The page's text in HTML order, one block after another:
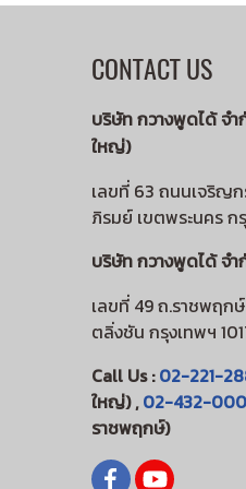
CONTACT US
บริษัท กวางพูดได้ จ
ใหญ่)
เลขที่ 63 ถนนเจริญก
ภิรมย์ เขตพระนคร ก
บริษัท กวางพูดได้ จ
เลขที่ 49 ถ.ราชพฤก
ตลิ่งชัน กรุงเทพฯ
Call Us :02-221-
ใหญ่) ,02-432-
ราชพฤกษ์)